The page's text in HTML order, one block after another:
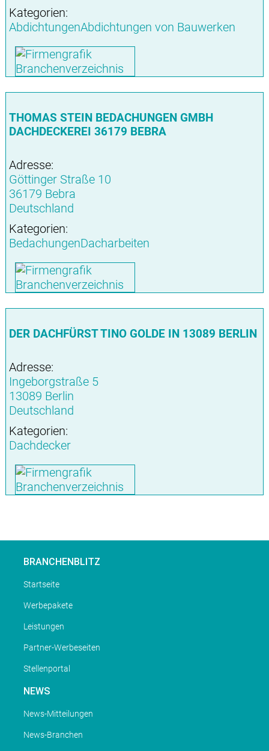
Kategorien:
AbdichtungenAbdichtungen von Bauwerken
THOMAS STEIN BEDACHUNGEN GMBH
DACHDECKEREI 36179 BEBRA
Adresse:
Göttinger Straße 10
36179 Bebra
Deutschland
Kategorien:
BedachungenDacharbeiten
DER DACHFÜRST TINO GOLDE IN 13089 BERLIN
Adresse:
Ingeborgstraße 5
13089 Berlin
Deutschland
Kategorien:
Dachdecker
BRANCHENBLITZ
Startseite
Werbepakete
Leistungen
Partner-Werbeseiten
Stellenportal
NEWS
News-Mitteilungen
News-Branchen